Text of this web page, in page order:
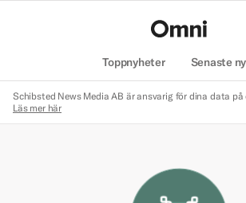
Toppnyheter Senaste
Schibsted News Media AB är ansvarig för dina data
Läs mer här